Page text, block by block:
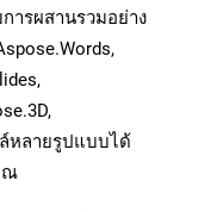
ารผสานรวมอย่าง
หลายรูปแบบได้
ณ